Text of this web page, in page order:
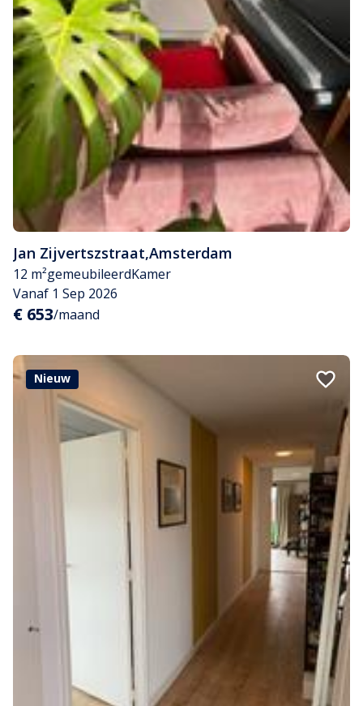
Jan Zijvertszstraat,Amsterdam
12 m²gemeubileerdKamer
Vanaf 1 Sep 2026
€ 653/maand
Nieuw